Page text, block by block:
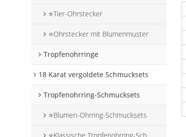
⭐Tier-Ohrstecker
⭐Ohrstecker mit Blumenmuster
Tropfenohrringe
18 Karat vergoldete Schmucksets
Tropfenohrring-Schmucksets
⭐Blumen-Ohrring-Schmucksets